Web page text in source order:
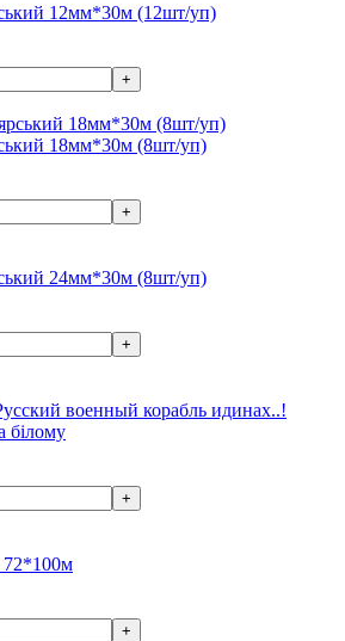
12мм*30м (12шт/уп)
+
18мм*30м (8шт/уп)
+
24мм*30м (8шт/уп)
+
военный корабль идинах..!
білому
+
72*100м
+